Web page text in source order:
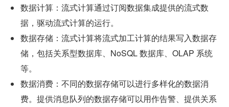
数据计算：流式计算通过订阅数据集成提供的流式数
据，驱动流式计算的运行。
数据存储：流式计算将流式加工计算的结果写入数据存
储，包括关系型数据库、NoSQL 数据库、OLAP 系统
等。
数据消费：不同的数据存储可以进行多样化的数据消
费。提供消息队列的数据存储可以用作告警、提供关系